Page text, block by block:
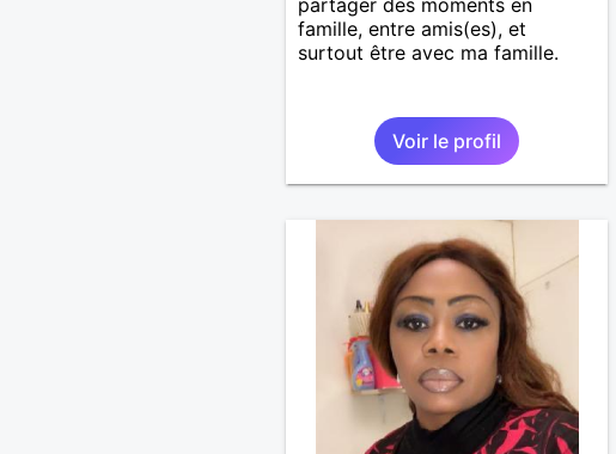
famille, entre amis(es), et
surtout être avec ma famille.
Voir le profil